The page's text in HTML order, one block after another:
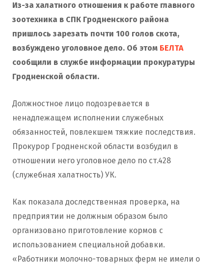
Из-за халатного отношения к работе главного
зоотехника в СПК Гродненского района
пришлось зарезать почти 100 голов скота,
возбуждено уголовное дело. Об этом БЕЛТА
сообщили в службе информации прокуратуры
Гродненской области.
Должностное лицо подозревается в
ненадлежащем исполнении служебных
обязанностей, повлекшем тяжкие последствия.
Прокурор Гродненской области возбудил в
отношении него уголовное дело по ст.428
(служебная халатность) УК.
Как показала доследственная проверка, на
предприятии не должным образом было
организовано приготовление кормов с
использованием специальной добавки.
«Работники молочно-товарных ферм не имели о